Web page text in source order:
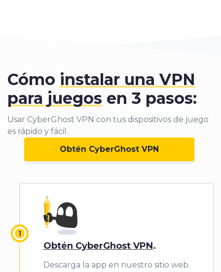
Cómo instalar una VPN
para juegos en 3 pasos:
Usar CyberGhost VPN con tus dispositivos de juego
es rápido y fácil.
Obtén CyberGhost VPN
Obtén CyberGhost VPN.
Descarga la app en nuestro sitio web.